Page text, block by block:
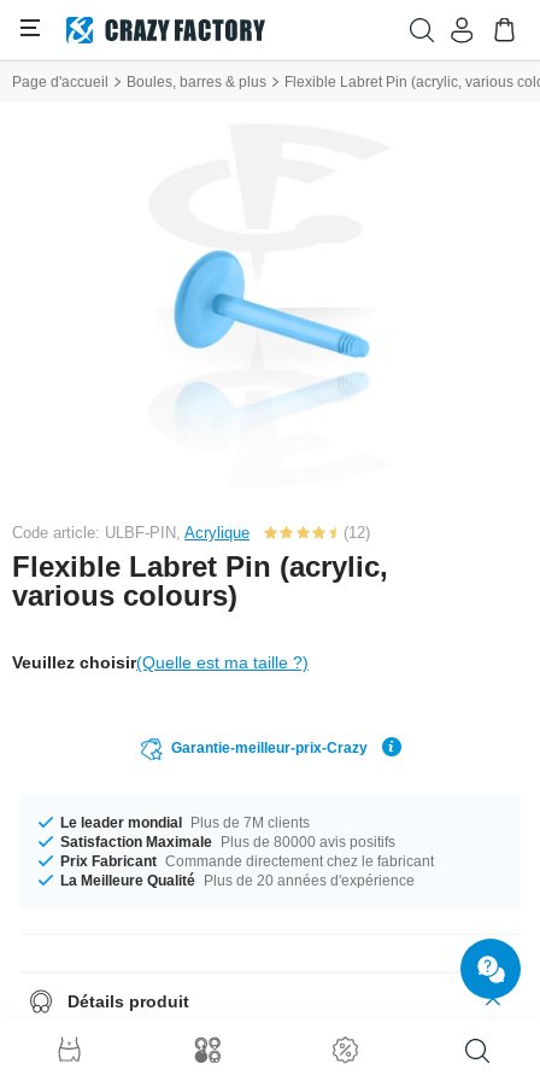
Page d'accueil Boules, barres & plus Flexible Labret Pin (acrylic, various
Code article: ULBF-PIN, Acrylique (12)
Flexible Labret Pin (acrylic,
various colours)
Veuillez choisir(Quelle est ma taille ?)
Garantie-meilleur-prix-Crazy
Le leader mondial Plus de 7M clients
Satisfaction Maximale Plus de 80000 avis positifs
Prix Fabricant Commande directement chez le fabricant
La Meilleure Qualité Plus de 20 années d'expérience
Détails produit
Labret en acrylique, flexible et confortable. Disponible en plusieurs
longueurs et couleurs.